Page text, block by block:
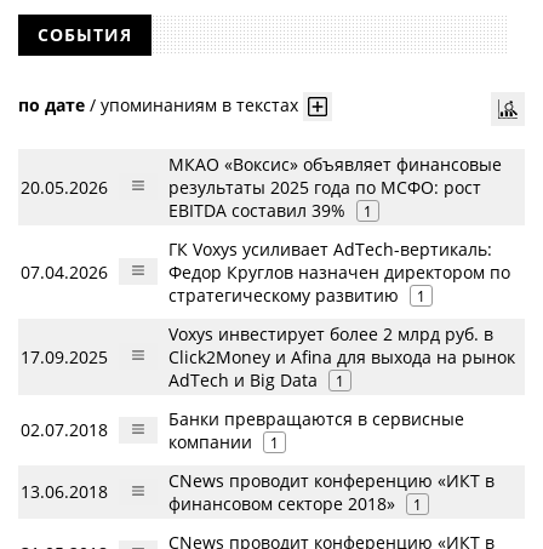
СОБЫТИЯ
по дате / упоминаниям в текстах
20.05.2026
МКАО «Воксис» объявляет финансовые
результаты 2025 года по МСФО: рост
EBITDA составил 39%
1
07.04.2026
ГК Voxys усиливает AdTech-вертикаль:
Федор Круглов назначен директором по
стратегическому развитию
1
17.09.2025
Voxys инвестирует более 2 млрд руб. в
Click2Money и Afina для выхода на рынок
AdTech и Big Data
1
02.07.2018
Банки превращаются в сервисные
компании
1
13.06.2018
CNews проводит конференцию «ИКТ в
финансовом секторе 2018»
1
CNews проводит конференцию «ИКТ в